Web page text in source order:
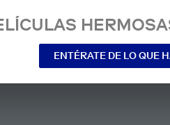
ENTÉRATE DE LO QUE